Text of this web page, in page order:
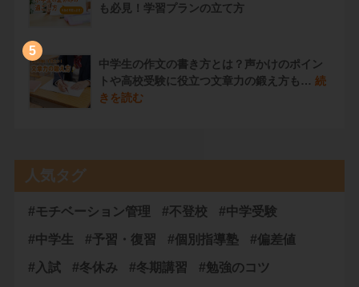
も必見！学習プランの立て方
5
中学生の作文の書き方とは？声かけのポイン
トや高校受験に役立つ文章力の鍛え方も… 続
きを読む
人気タグ
#モチベーション管理 #不登校 #中学受験
#中学生 #予習・復習 #個別指導塾 #偏差値
#入試 #冬休み #冬期講習 #勉強のコツ